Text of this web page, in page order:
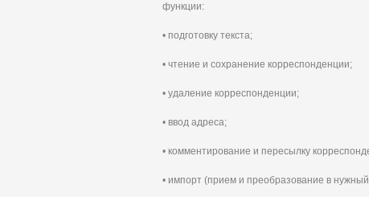
функции:
• подготовку текста;
• чтение и сохранение корреспонденции;
• удаление корреспонденции;
• ввод адреса;
• комментирование и пересылку
• импорт (прием и преобразование в